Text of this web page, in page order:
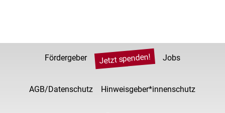
Fördergeber Jetzt spenden! Jobs
AGB/Datenschutz Hinweisgeber*innenschutz